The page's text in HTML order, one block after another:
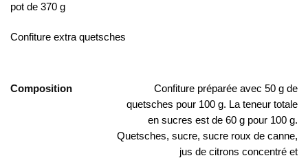
pot de 370 g
Confiture extra quetsches
Composition
Confiture préparée avec 50 g de
quetsches pour 100 g. La teneur totale
en sucres est de 60 g pour 100 g.
Quetsches, sucre, sucre roux de canne,
jus de citrons concentré et